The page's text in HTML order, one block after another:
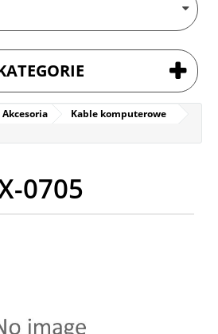
Akcesoria
Kable komputerowe
0705